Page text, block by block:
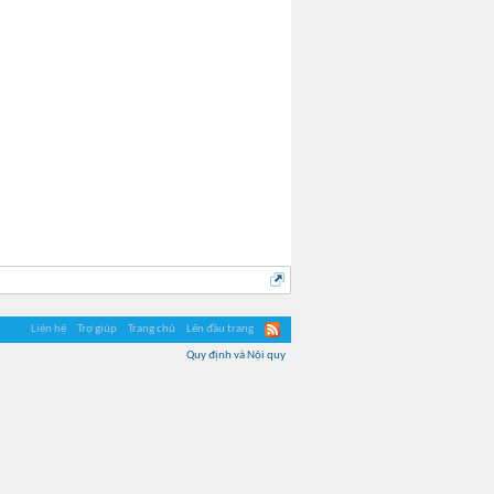
Liên hệ Trợ giúp Trang chủ Lên đầu trang
Quy định và Nội quy